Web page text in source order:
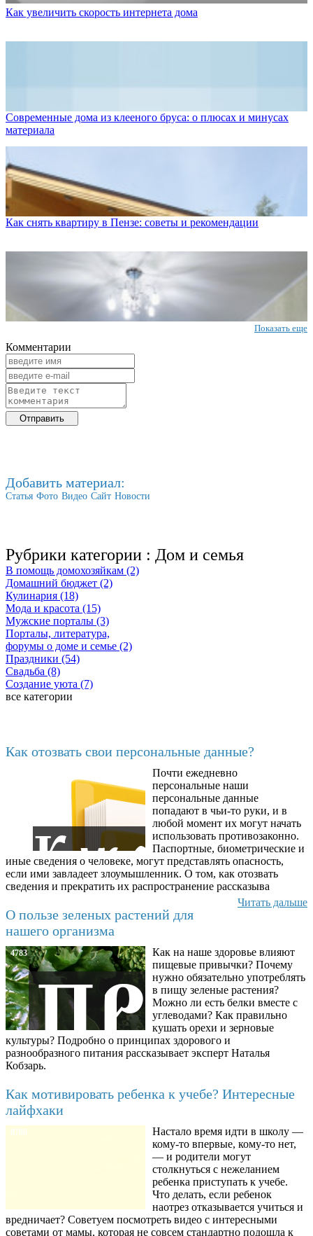
Как увеличить скорость интернета дома
Современные дома из клееного бруса: о плюсах и минусах
материала
Как снять квартиру в Пензе: советы и рекомендации
Показать еще
Комментарии
Добавить материал:
Статья Фото Видео Сайт Новости
Рубрики категории : Дом и семья
В помощь домохозяйкам (2)
Домашний бюджет (2)
Кулинария (18)
Мода и красота (15)
Мужские порталы (3)
Порталы, литература,
форумы о доме и семье (2)
Праздники (54)
Свадьба (8)
Создание уюта (7)
все категории
Как отозвать свои персональные данные?
Почти ежедневно
персональные наши
персональные данные
попадают в чьи-то руки, и в
любой момент их могут начать
использовать противозаконно.
Паспортные, биометрические и
иные сведения о человеке, могут представлять опасность,
если ими завладеет злоумышленник. О том, как отозвать
сведения и прекратить их распространение рассказыва
Читать дальше
О пользе зеленых растений для
нашего организма
4783
Как на наше здоровье влияют
пищевые привычки? Почему
нужно обязательно употреблять
в пищу зеленые растения?
Можно ли есть белки вместе с
углеводами? Как правильно
кушать орехи и зерновые
культуры? Подробно о принципах здорового и
разнообразного питания рассказывает эксперт Наталья
Кобзарь.
Как мотивировать ребенка к учебе? Интересные
лайфхаки
8780
Настало время идти в школу —
кому-то впервые, кому-то нет,
— и родители могут
столкнуться с нежеланием
ребенка приступать к учебе.
Что делать, если ребенок
наотрез отказывается учиться и
вредничает? Советуем посмотреть видео с интересными
советами от мамы, которая не совсем стандартно подошла к